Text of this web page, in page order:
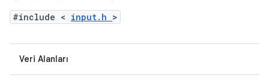
#include < input.h >
Veri Alanları